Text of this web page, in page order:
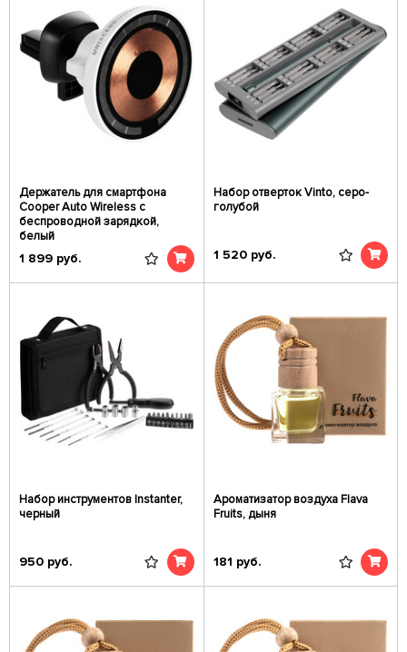
Держатель для смартфона
Cooper Auto Wireless с
беспроводной зарядкой,
белый
1 899 руб.
Набор отверток Vinto, серо-
голубой
1 520 руб.
Набор инструментов Instanter,
черный
950 руб.
Ароматизатор воздуха Flava
Fruits, дыня
181 руб.